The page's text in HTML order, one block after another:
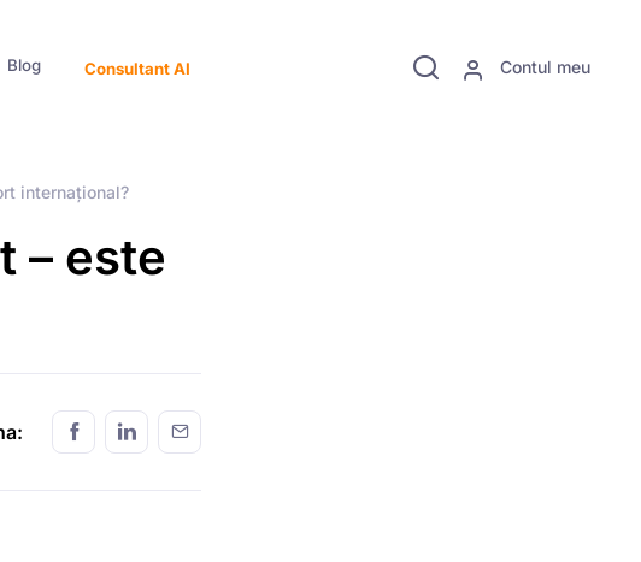
Contul meu
Blog Consultant AI
internațional?
– este